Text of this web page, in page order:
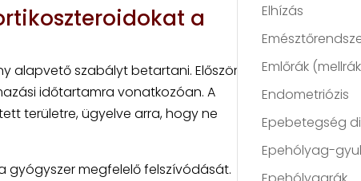
a
alapvető szabályt betartani. Először
időtartamra vonatkozóan. A
területre, ügyelve arra, hogy ne
gyógyszer megfelelő felszívódását.
Elhízás
Emlőrák
Endometriózis
Epebetegség
Epehólyag-